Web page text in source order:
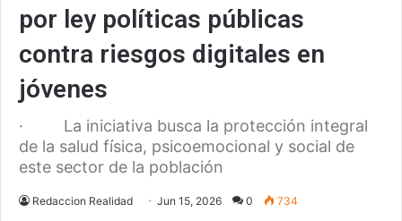
por ley políticas públicas
contra riesgos digitales en
jóvenes
· La iniciativa busca la protección integral
de la salud física, psicoemocional y social de
este sector de la población
Redaccion Realidad Jun 15, 2026 0 734